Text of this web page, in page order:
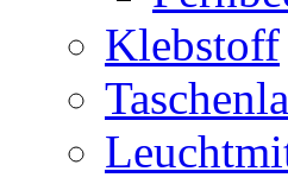
Klebstoff